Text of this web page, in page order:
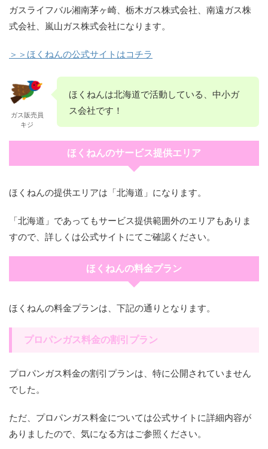
ガスライフバル湘南茅ヶ崎、栃木ガス株式会社、南遠ガス株
式会社、嵐山ガス株式会社になります。
＞＞ほくねんの公式サイトはコチラ
ガス販売員
キジ
ほくねんは北海道で活動している、中小ガ
ス会社です！
ほくねんのサービス提供エリア
ほくねんの提供エリアは「北海道」になります。
「北海道」であってもサービス提供範囲外のエリアもありま
すので、詳しくは公式サイトにてご確認ください。
ほくねんの料金プラン
ほくねんの料金プランは、下記の通りとなります。
プロパンガス料金の割引プラン
プロパンガス料金の割引プランは、特に公開されていません
でした。
ただ、プロパンガス料金については公式サイトに詳細内容が
ありましたので、気になる方はご参照ください。